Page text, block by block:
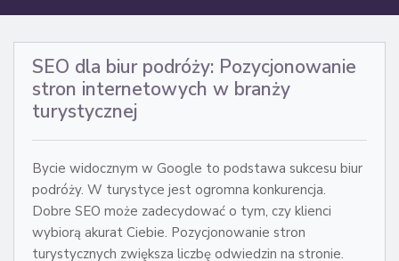
SEO dla biur podróży: Pozycjonowanie
stron internetowych w branży
turystycznej
Bycie widocznym w Google to podstawa sukcesu biur
podróży. W turystyce jest ogromna konkurencja.
Dobre SEO może zadecydować o tym, czy klienci
wybiorą akurat Ciebie. Pozycjonowanie stron
turystycznych zwiększa liczbę odwiedzin na stronie.